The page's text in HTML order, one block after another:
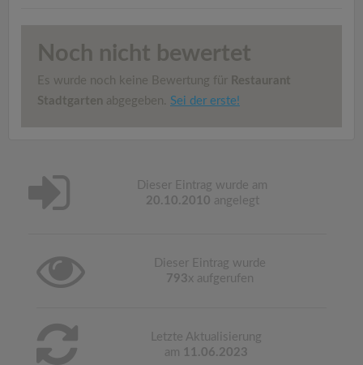
Noch nicht bewertet
Es wurde noch keine Bewertung für Restaurant
Stadtgarten abgegeben. Sei der erste!
Dieser Eintrag wurde am
20.10.2010 angelegt
Dieser Eintrag wurde
793x aufgerufen
Letzte Aktualisierung
am 11.06.2023